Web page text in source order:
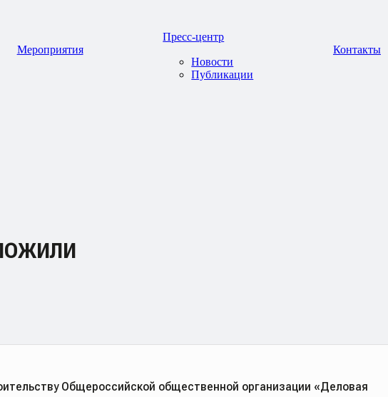
Мероприятия
Пресс-центр
Новости
Публикации
Контакты
Общероссийской общественной организации «Деловая